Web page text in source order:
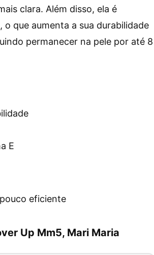
clara. Além disso, ela é
o que aumenta a sua durabilidade
permanecer na pele por até 8
E
eficiente
Up Mm5, Mari Maria